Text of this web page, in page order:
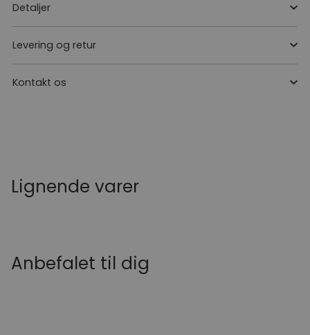
Detaljer
Levering og retur
Kontakt os
Lignende varer
Anbefalet til dig